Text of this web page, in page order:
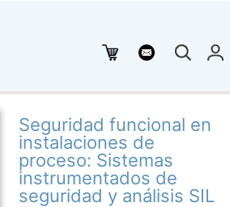
Seguridad funcional en
instalaciones de
proceso: Sistemas
instrumentados de
seguridad y análisis SIL